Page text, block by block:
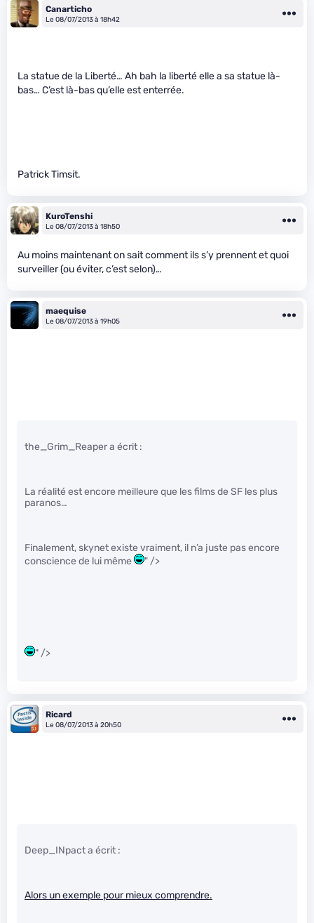
Canarticho
Le 08/07/2013 à 18h42
La statue de la Liberté… Ah bah la liberté elle a sa statue là-
bas… C’est là-bas qu’elle est enterrée.
Patrick Timsit.
KuroTenshi
Le 08/07/2013 à 18h50
Au moins maintenant on sait comment ils s’y prennent et quoi
surveiller (ou éviter, c’est selon)…
maequise
Le 08/07/2013 à 19h05
the_Grim_Reaper a écrit :
La réalité est encore meilleure que les films de SF les plus
paranos…
Finalement, skynet existe vraiment, il n’a juste pas encore
conscience de lui même
" />
" />
Ricard
Le 08/07/2013 à 20h50
Deep_INpact a écrit :
Alors un exemple pour mieux comprendre.